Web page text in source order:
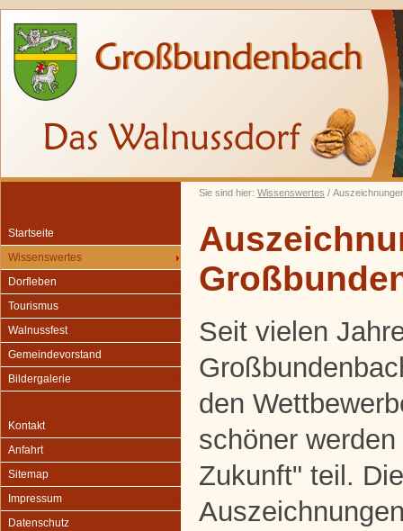
Sie sind hier: Wissenswertes /
Startseite
Wissenswertes
Dorfleben
Tourismus
Walnussfest
Gemeindevorstand
Bildergalerie
Kontakt
Anfahrt
Sitemap
Impressum
Datenschutz
Seit vielen
den
schöner
Zukunft" teil.